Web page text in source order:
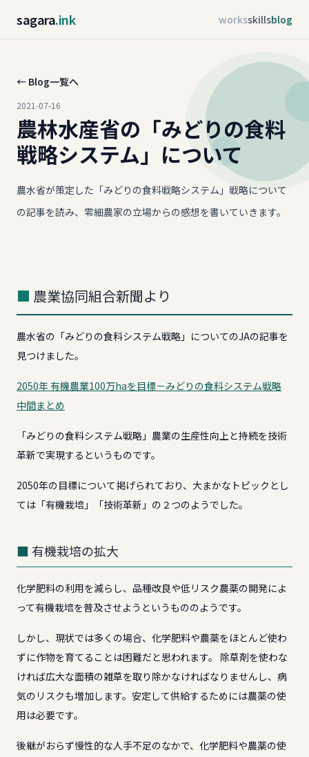
sagara.ink worksskillsblog
← Blog一覧へ
2021-07-16
農林水産省の「みどりの食料
戦略システム」について
農水省が策定した「みどりの食料戦略システム」戦略について
の記事を読み、零細農家の立場からの感想を書いていきます。
農業協同組合新聞より
農水省の「みどりの食料システム戦略」についてのJAの記事を
見つけました。
2050年 有機農業100万haを目標－みどりの食料システム戦略
中間まとめ
「みどりの食料システム戦略」農業の生産性向上と持続を技術
革新で実現するというものです。
2050年の目標について掲げられており、大まかなトピックとし
ては「有機栽培」「技術革新」の２つのようでした。
有機栽培の拡大
化学肥料の利用を減らし、品種改良や低リスク農薬の開発によ
って有機栽培を普及させようというもののようです。
しかし、現状では多くの場合、化学肥料や農薬をほとんど使わ
ずに作物を育てることは困難だと思われます。 除草剤を使わな
ければ広大な面積の雑草を取り除かなければなりませんし、病
気のリスクも増加します。安定して供給するためには農薬の使
用は必要です。
後継がおらず慢性的な人手不足のなかで、化学肥料や農薬の使